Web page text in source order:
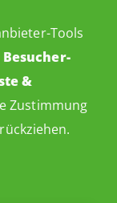
Tools
&
Zustimmung